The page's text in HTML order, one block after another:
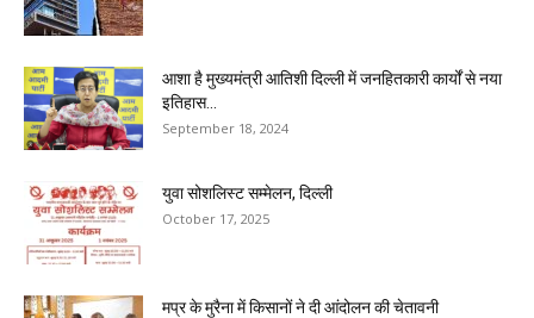
आशा है मुख्यमंत्री आतिशी दिल्ली में जनहितकारी कार्यों से नया
इतिहास...
September 18, 2024
युवा सोशलिस्ट सम्मेलन, दिल्ली
October 17, 2025
मप्र के मुरैना में किसानों ने दी आंदोलन की चेतावनी